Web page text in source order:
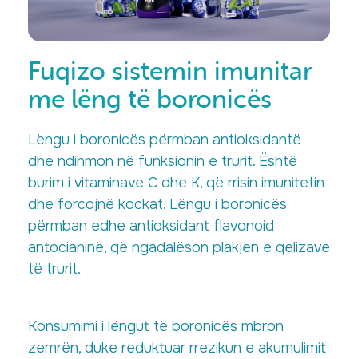
Fuqizo sistemin imunitar
me lëng të boronicës
Lëngu i boronicës përmban antioksidantë
dhe ndihmon në funksionin e trurit. Është
burim i vitaminave C dhe K, që rrisin imunitetin
dhe forcojnë kockat. Lëngu i boronicës
përmban edhe antioksidant flavonoid
antocianinë, që ngadalëson plakjen e qelizave
të trurit.
Konsumimi i lëngut të boronicës mbron
zemrën, duke reduktuar rrezikun e akumulimit